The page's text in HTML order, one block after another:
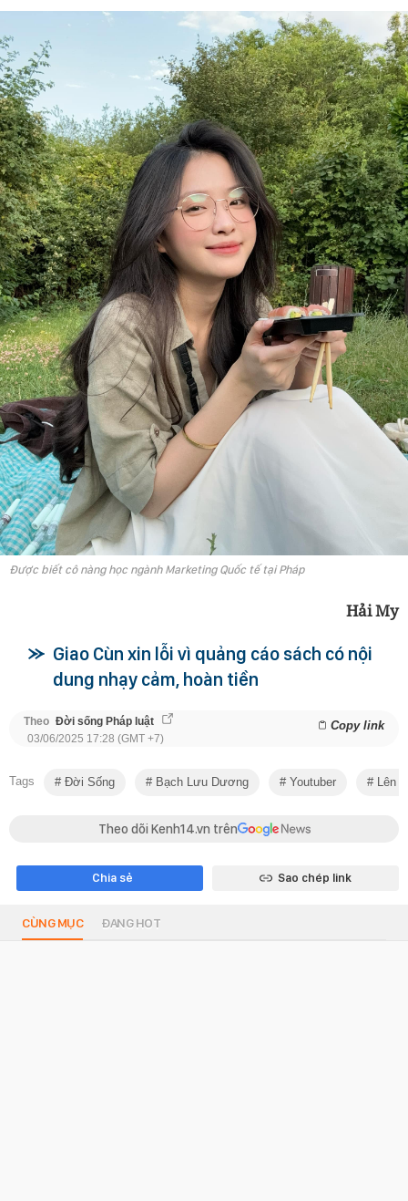
Được biết cô nàng học ngành Marketing Quốc tế tại Pháp
Hải My
Giao Cùn xin lỗi vì quảng cáo sách có nội
dung nhạy cảm, hoàn tiền
Theo Đời sống Pháp luật Copy link
03/06/2025 17:28 (GMT +7)
Tags Đời Sống Bạch Lưu Dương Youtuber Lên
Theo dõi Kenh14.vn trên
Chia sẻ Sao chép link
CÙNG MỤC ĐANG HOT